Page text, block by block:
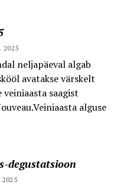
2025
neljapäeval algab
avatakse värskelt
saagist
alguse
degustatsioon